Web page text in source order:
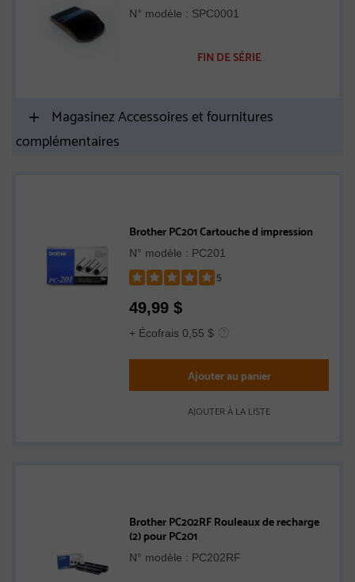
N° modèle : SPC0001
FIN DE SÉRIE
Magasinez Accessoires et fournitures
complémentaires
Brother PC201 Cartouche d impression
N° modèle : PC201
5
5
out
5
49,99 $
+ Écofrais 0,55 $
Ajouter au panier
AJOUTER À LA LISTE
Brother PC202RF Rouleaux de recharge
(2) pour PC201
N° modèle : PC202RF